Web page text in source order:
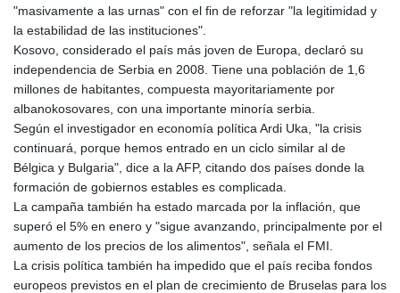
"masivamente a las urnas" con el fin de reforzar "la legitimidad y
la estabilidad de las instituciones".
Kosovo, considerado el país más joven de Europa, declaró su
independencia de Serbia en 2008. Tiene una población de 1,6
millones de habitantes, compuesta mayoritariamente por
albanokosovares, con una importante minoría serbia.
Según el investigador en economía política Ardi Uka, "la crisis
continuará, porque hemos entrado en un ciclo similar al de
Bélgica y Bulgaria", dice a la AFP, citando dos países donde la
formación de gobiernos estables es complicada.
La campaña también ha estado marcada por la inflación, que
superó el 5% en enero y "sigue avanzando, principalmente por el
aumento de los precios de los alimentos", señala el FMI.
La crisis política también ha impedido que el país reciba fondos
europeos previstos en el plan de crecimiento de Bruselas para los